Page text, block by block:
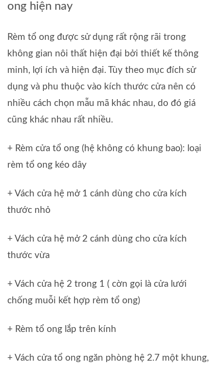
ong hiện nay
Rèm tổ ong được sử dụng rất rộng rãi trong
không gian nôi thất hiện đại bởi thiết kế thông
minh, lợi ích và hiện đại. Tùy theo mục đích sử
dụng và phu thuộc vào kích thước cửa nên có
nhiều cách chọn mẫu mã khác nhau, do đó giá
cũng khác nhau rất nhiều.
+ Rèm cửa tổ ong (hệ không có khung bao): loại
rèm tổ ong kéo dây
+ Vách cửa hệ mở 1 cánh dùng cho cửa kích
thước nhỏ
+ Vách cửa hệ mở 2 cánh dùng cho cửa kích
thước vừa
+ Vách cửa hệ 2 trong 1 ( cờn gọi là cửa lưới
chống muỗi kết hợp rèm tổ ong)
+ Rèm tổ ong lắp trên kính
+ Vách cửa tổ ong ngăn phòng hệ 2.7 một khung,